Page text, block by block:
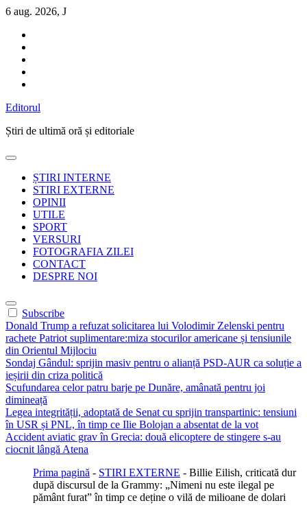
Sari
conținut
6 aug. 2026, J
Editorul
Știri de ultimă oră și editoriale
ȘTIRI INTERNE
STIRI EXTERNE
OPINII
UTILE
SPORT
VERSURI
FOTOGRAFIA ZILEI
CONTACT
DESPRE NOI
Subscribe
Donald Trump a refuzat solicitarea lui Volodimir Zelenski pentru
rachete Patriot suplimentare:miza stocurilor americane și tensiunile
din Orientul Mijlociu
Sondaj Gândul: sprijin masiv pentru o alianță PSD-AUR ca soluție a
ieșirii din criza politică
Scufundarea celor patru barje pe Dunăre, amânată pentru joi
dimineață
Legea integrității, adoptată de Senat cu sprijin transpartinic: tensiuni
în USR și PNL, în timp ce Ilie Bolojan a absentat de la vot
Accident aviatic grav în Grecia: două elicoptere de stingere s-au
ciocnit lângă Atena
Prima pagină - STIRI EXTERNE - Billie Eilish, criticată dur
după discursul de la Grammy: „Nimeni nu este ilegal pe
pământ furat” în timp ce deține o vilă de milioane de dolari